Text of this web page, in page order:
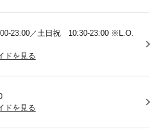
23:00／土日祝 10:30-23:00 ※L.O.
ドを見る
ドを見る